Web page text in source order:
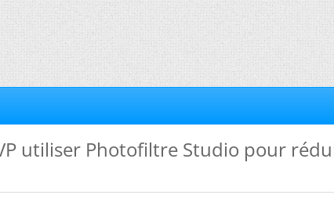
utiliser Photofiltre Studio pour